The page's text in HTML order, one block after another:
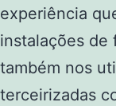
experiência
instalações de
também nos
terceirizadas